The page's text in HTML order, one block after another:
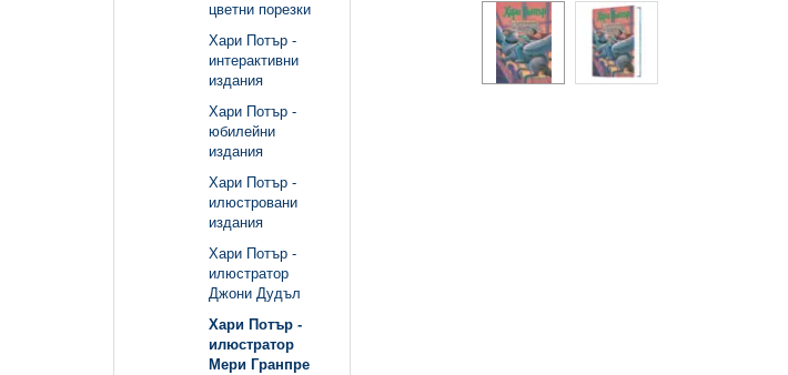
цветни порезки
Хари Потър -
интерактивни
издания
Хари Потър -
юбилейни
издания
Хари Потър -
илюстровани
издания
Хари Потър -
илюстратор
Джони Дудъл
Хари Потър -
илюстратор
Мери Гранпре